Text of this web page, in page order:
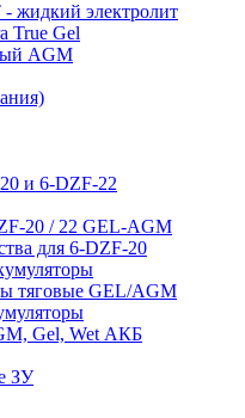
жидкий электролит
True Gel
AGM
и 6-DZF-22
20 / 22 GEL-AGM
для 6-DZF-20
тяговые GEL/AGM
Gel, Wet АКБ
ЗУ